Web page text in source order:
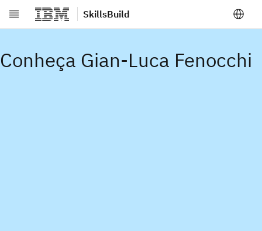
Ir direto para o conteúdo principal
SkillsBuild
Conheça Gian-Luca Fenocchi